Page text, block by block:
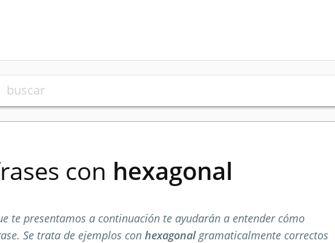
con hexagonal
te presentamos a continuación te ayudarán a entender cómo
Se trata de ejemplos con hexagonalgramaticalmente correctos